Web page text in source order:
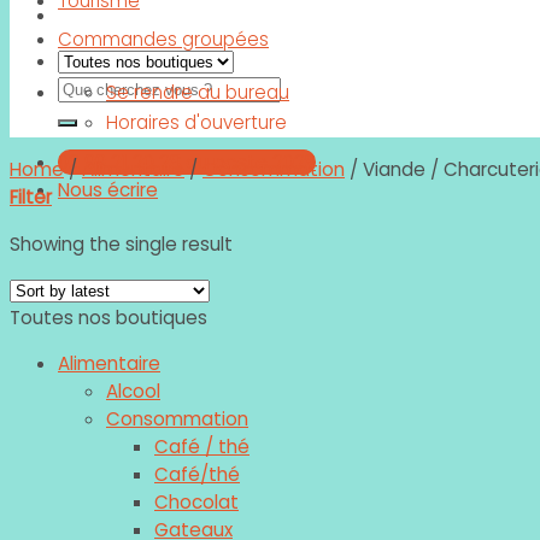
Search
for:
02 99 21 20 28 ou poste 2028
Nous écrire
Commandes groupées
Se rendre au bureau
Horaires d'ouverture
Home/Alimentaire/Consommation / Viande /
Filter
Showing the single result
Toutes nos boutiques
Alimentaire
Alcool
Consommation
Café / thé
Café/thé
Chocolat
Gateaux